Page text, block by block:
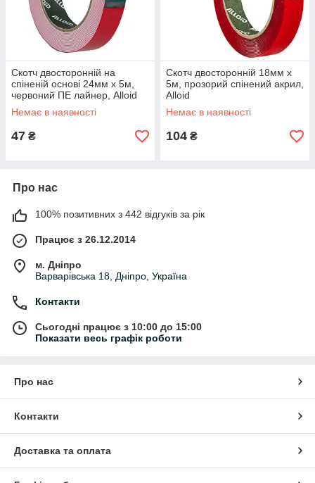
Скотч двосторонній на
спіненій основі 24мм х 5м,
червоний ПЕ лайнер, Alloid
Немає в наявності
47 ₴
Скотч двосторонній 18мм х
5м, прозорий спінений акрил,
Alloid
Немає в наявності
104 ₴
Про нас
100% позитивних з 442 відгуків за рік
Працює з 26.12.2014
м. Дніпро
Варварівська 18, Дніпро, Україна
Контакти
Сьогодні працює з 10:00 до 15:00
Показати весь графік роботи
Про нас
Контакти
Доставка та оплата